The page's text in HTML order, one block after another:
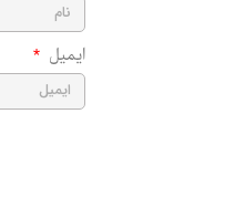
ایمیل